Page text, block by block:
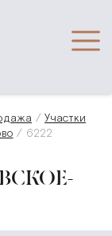
Участки
6222